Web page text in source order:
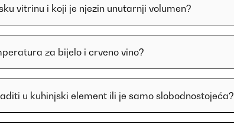
vitrinu i koji je njezin unutarnji volumen?
za bijelo i crveno vino?
u kuhinjski element ili je samo slobodnostojeća?